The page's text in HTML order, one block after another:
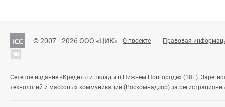
© 2007—2026 ООО «ЦИК» О проекте Правовая
Сетевое издание «Кредиты и вклады в Нижнем Новгороде» (18+).
технологий и массовых коммуникаций (Роскомнадзор) за